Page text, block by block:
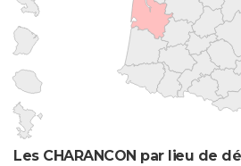
Les CHARANCON par lieu de